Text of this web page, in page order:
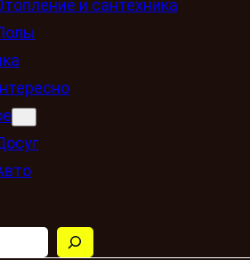
и сантехника